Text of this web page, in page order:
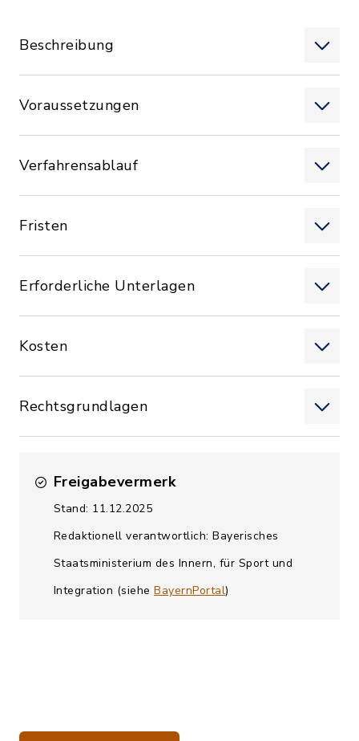
Beschreibung
Voraussetzungen
Verfahrensablauf
Fristen
Erforderliche Unterlagen
Kosten
Rechtsgrundlagen
Freigabevermerk
Stand: 11.12.2025
Redaktionell verantwortlich: Bayerisches
Staatsministerium des Innern, für Sport und
Integration (siehe BayernPortal)